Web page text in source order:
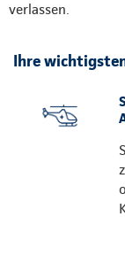
verlassen.
Ihre